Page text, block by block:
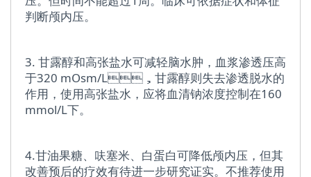
判断颅内压。
3. 甘露醇和高张盐水可减轻脑水肿，血浆渗透压高
于320 mOsm/L，甘露醇则失去渗透脱水的
作用，使用高张盐水，应将血清钠浓度控制在160
mmol/L下。
4.甘油果糖、呋塞米、白蛋白可降低颅内压，但其
改善预后的疗效有待进一步研究证实。不推荐使用